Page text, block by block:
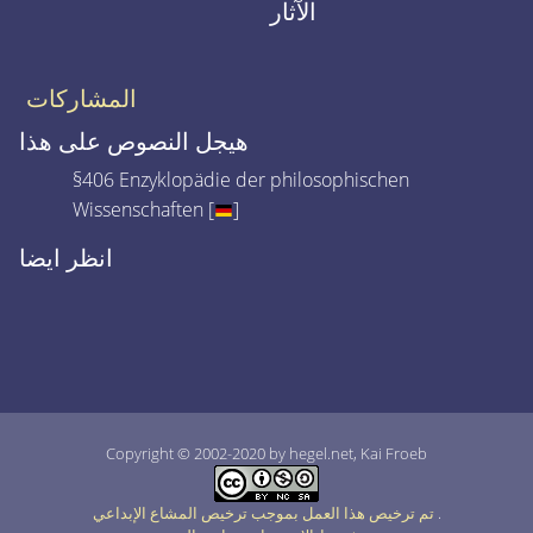
الآثار
المشاركات
هيجل النصوص على هذا
§406 Enzyklopädie der philosophischen
Wissenschaften [
]
انظر ايضا
Copyright © 2002-2020 by hegel.net, Kai Froeb
.